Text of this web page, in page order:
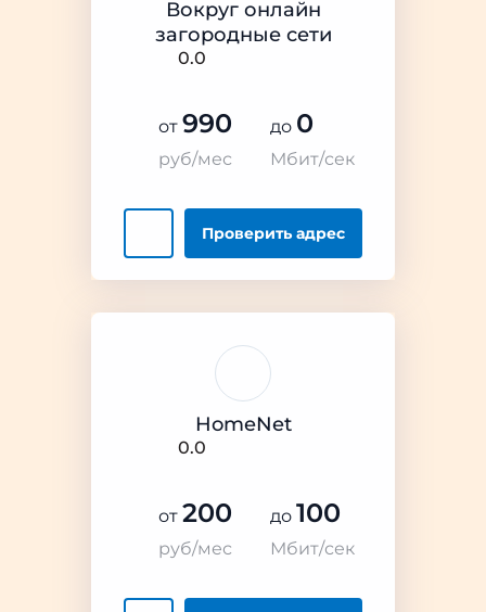
Вокруг онлайн
загородные сети
0.0
от 990
руб/мес
до 0
Мбит/сек
Проверитьадрес
HomeNet
0.0
от 200
руб/мес
до 100
Мбит/сек